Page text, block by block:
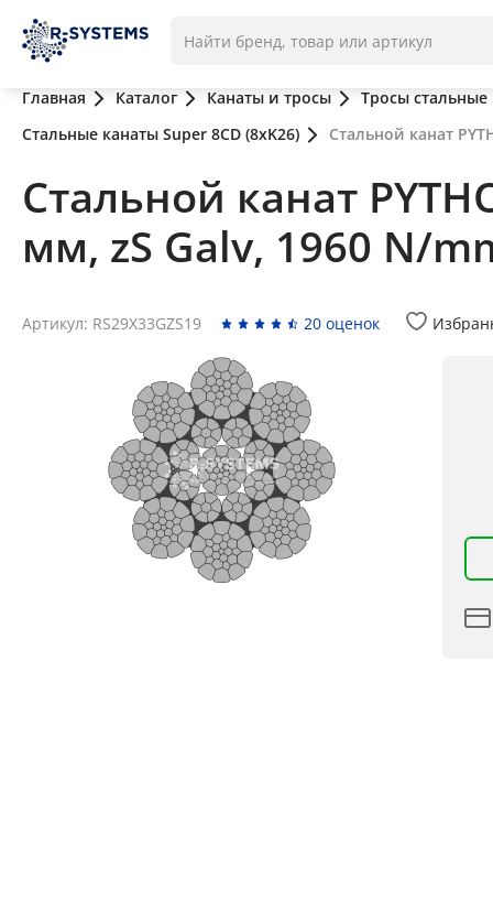
Главная Каталог Канаты и тросы
Тросы стальные
Стальные канаты Super 8CD (8xK26)
Стальной канат
Стальной канат
мм, zS Galv, 1960 N/
Артикул: RS29X33GZS19 20 оценок